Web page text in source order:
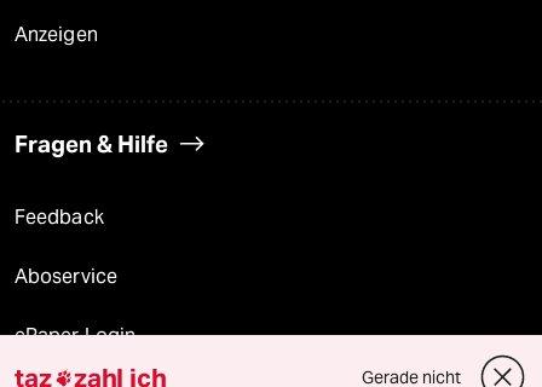
Anzeigen
Fragen & Hilfe
Feedback
Aboservice
ePaper Login
taz zahl ich Gerade nicht